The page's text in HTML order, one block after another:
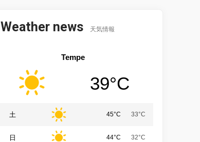
Weather news 天気情報
Tempe
39°C
土 45°C 33°C
日 44°C 32°C